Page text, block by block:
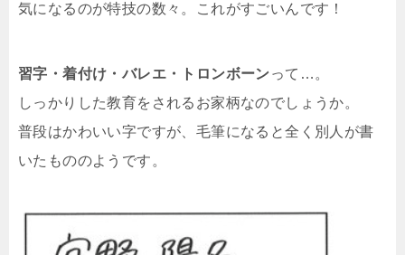
気になるのが特技の数々。これがすごいんです！
習字・着付け・バレエ・トロンボーンって…。
しっかりした教育をされるお家柄なのでしょうか。
普段はかわいい字ですが、毛筆になると全く別人が書
いたもののようです。